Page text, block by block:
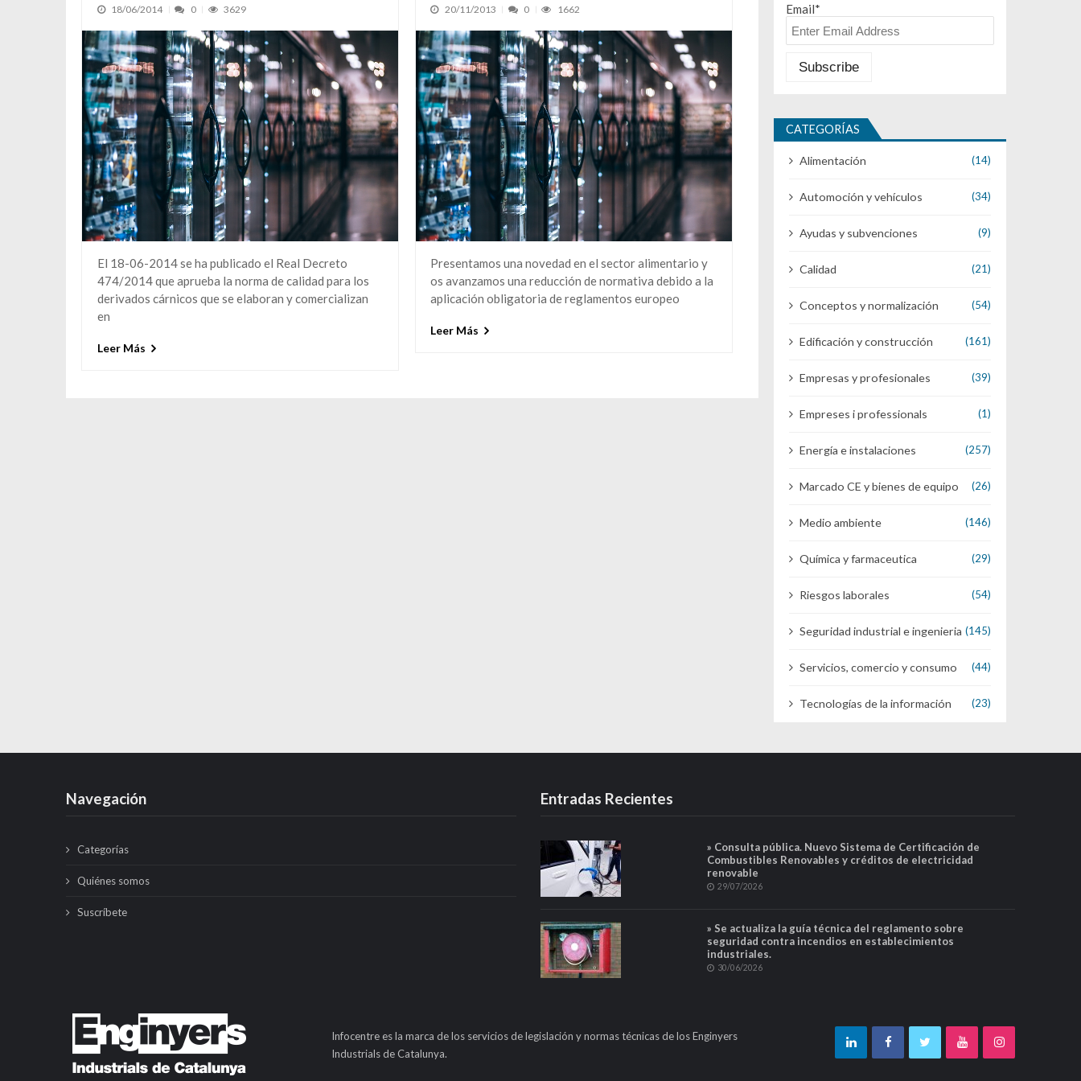
18/06/2014 0 3629
El 18-06-2014 se ha publicado el Real Decreto
474/2014 que aprueba la norma de calidad para los
derivados cárnicos que se elaboran y comercializan
en
Leer Más
20/11/2013 0 1662
Presentamos una novedad en el sector alimentario y
os avanzamos una reducción de normativa debido a la
aplicación obligatoria de reglamentos europeo
Leer Más
Email*
CATEGORÍAS
Alimentación (14)
Automoción y vehículos (34)
Ayudas y subvenciones (9)
Calidad (21)
Conceptos y normalización (54)
Edificación y construcción (161)
Empresas y profesionales (39)
Empreses i professionals (1)
Energía e instalaciones (257)
Marcado CE y bienes de equipo (26)
Medio ambiente (146)
Química y farmaceutica (29)
Riesgos laborales (54)
Seguridad industrial e ingenieria (145)
Servicios, comercio y consumo (44)
Tecnologías de la información (23)
Navegación
Categorías
Quiénes somos
Suscríbete
Entradas Recientes
» Consulta pública. Nuevo Sistema de Certificación de
Combustibles Renovables y créditos de electricidad
renovable
29/07/2026
» Se actualiza la guía técnica del reglamento sobre
seguridad contra incendios en establecimientos
industriales.
30/06/2026
Infocentre es la marca de los servicios de legislación y normas técnicas de los Enginyers
Industrials de Catalunya.